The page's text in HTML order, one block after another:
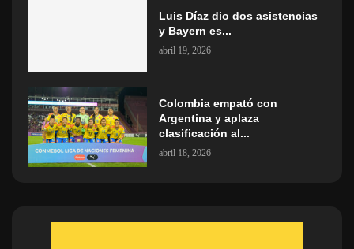
Luis Díaz dio dos asistencias
y Bayern es...
abril 19, 2026
Colombia empató con
Argentina y aplaza
clasificación al...
abril 18, 2026